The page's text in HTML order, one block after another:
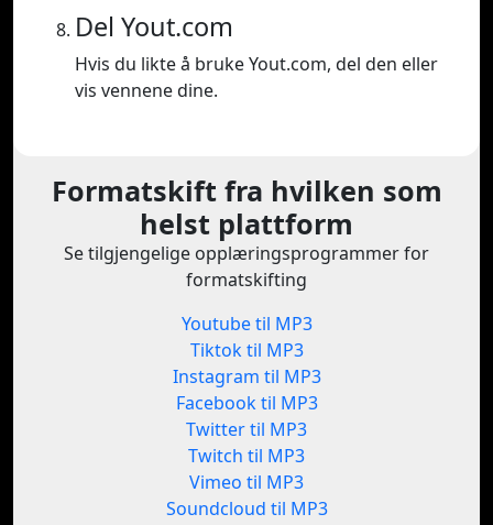
Del Yout.com
Hvis du likte å bruke Yout.com, del den eller
vis vennene dine.
Formatskift fra hvilken som
helst plattform
Se tilgjengelige opplæringsprogrammer for
formatskifting
Youtube til MP3
Tiktok til MP3
Instagram til MP3
Facebook til MP3
Twitter til MP3
Twitch til MP3
Vimeo til MP3
Soundcloud til MP3